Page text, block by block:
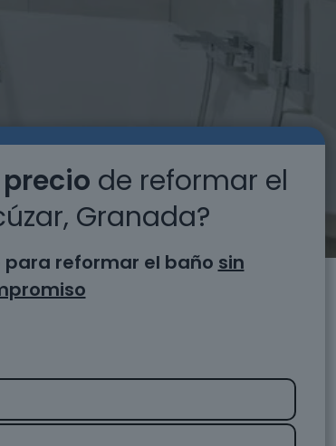
de reformar el
Granada?
reformar el baño sin